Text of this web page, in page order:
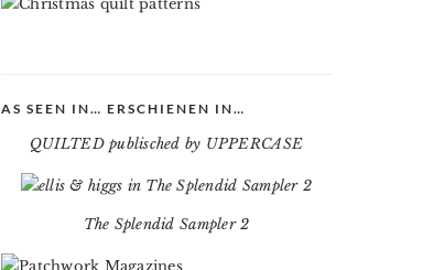
AS SEEN IN… ERSCHIENEN IN…
QUILTED publisched by UPPERCASE
The Splendid Sampler 2